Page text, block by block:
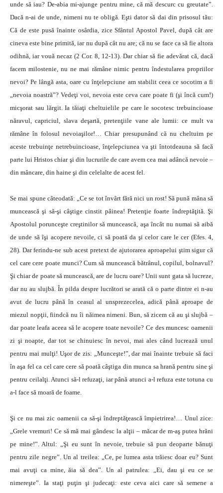
unde să iau? De-abia mi-ajunge pentru mine, că mă descurc cu greutate”.
Dacă n-ai de unde, nimeni nu te obligă. Eşti dator să dai din prisosul tău:
Că de este pusă înainte osârdia, zice Sfântul Apostol Pavel, după cât are
cineva este bine primită, iar nu după cât nu are; că nu se face ca să fie altora
odihnă, iar vouă necaz (2 Cor. 8, 12-13). Dar chiar să fie adevărat că, dacă
facem milostenie, nu ne mai rămâne nimic pentru îndestularea propriilor
nevoi? Pe lângă asta, oare cu înţelepciune am stabilit ceea ce socotim a fi
„nevoia noastră”? Vedeţi voi, nevoia este ceva care poate fi (şi încă cum!)
micşorat sau lărgit. Ia tăiaţi cheltuielile pe care le socotesc trebuincioase
năravul, capriciul, slava deşartă, pretenţiile vane ale lumii: ce mult va
rămâne în folosul nevoiaşilor!… Chiar presupunând că nu cheltuim pe
aceste trebuinţe netrebuincioase, înţelepciunea va şti întotdeauna să facă
parte lui Hristos chiar şi din lucrurile de care avem cea mai adâncă nevoie –
din mâncare, din haine şi din celelalte de acest fel.
Se mai spune câteodată: „Ce se tot învârt fără nici un rost! Să pună mâna să
muncească şi să-şi câştige cinstit pâinea! Pretenţie foarte îndreptăţită. Şi
Apostolul porunceşte creştinilor să muncească, aşa încât nu numai să aibă
de unde să îşi acopere nevoile, ci să poată da şi celor care le cer (Efes. 4,
28). Dar ferindu-ne sub acest pretext de ajutorarea aproapelui ştim sigur că
cel care cere poate munci? Cum să muncească bătrânul, copilul, bolnavul?
Şi chiar de poate să muncească, are de lucru oare? Unii sunt gata să lucreze,
dar nu au slujbă. În pilda despre lucrători se arată că o parte dintre ei n-au
avut de lucru până în ceasul al unsprezecelea, adică până aproape de
miezul nopţii, fiindcă nu îi năimea nimeni. Bun, să zicem că au şi slujbă –
dar poate leafa aceea să le acopere toate nevoile? Ce des muncesc oamenii
zi şi noapte, dar tot se chinuiesc în nevoi, mai ales când lucrează unul
pentru mai mulţi! Uşor de zis: „Munceşte!”, dar mai înainte trebuie să faci
în aşa fel ca cel care cere să poată câştiga din munca sa hrană pentru sine şi
pentru ceilalţi. Atunci să-l refuzaţi, iar până atunci a-l refuza este totuna cu
a-l face să moară de foame.
Şi ce nu mai zic oamenii ca să-şi îndreptăţească împietrirea!… Unul zice:
„Grele vremuri! Ce să mă mai gândesc la alţii – măcar de m-aş putea hrăni
pe mine!”. Altul: „Şi eu sunt în nevoie, trebuie să pun deoparte bănuţi
pentru zile negre”. Un al treilea: „Ce, pe lumea asta trăiesc doar eu? Sunt
mai avuţi ca mine, ăia să dea”. Un al patrulea: „Ei, dau şi eu ce se
nimereşte”. Ia staţi puţin şi judecaţi: este ceva aici care să semene a